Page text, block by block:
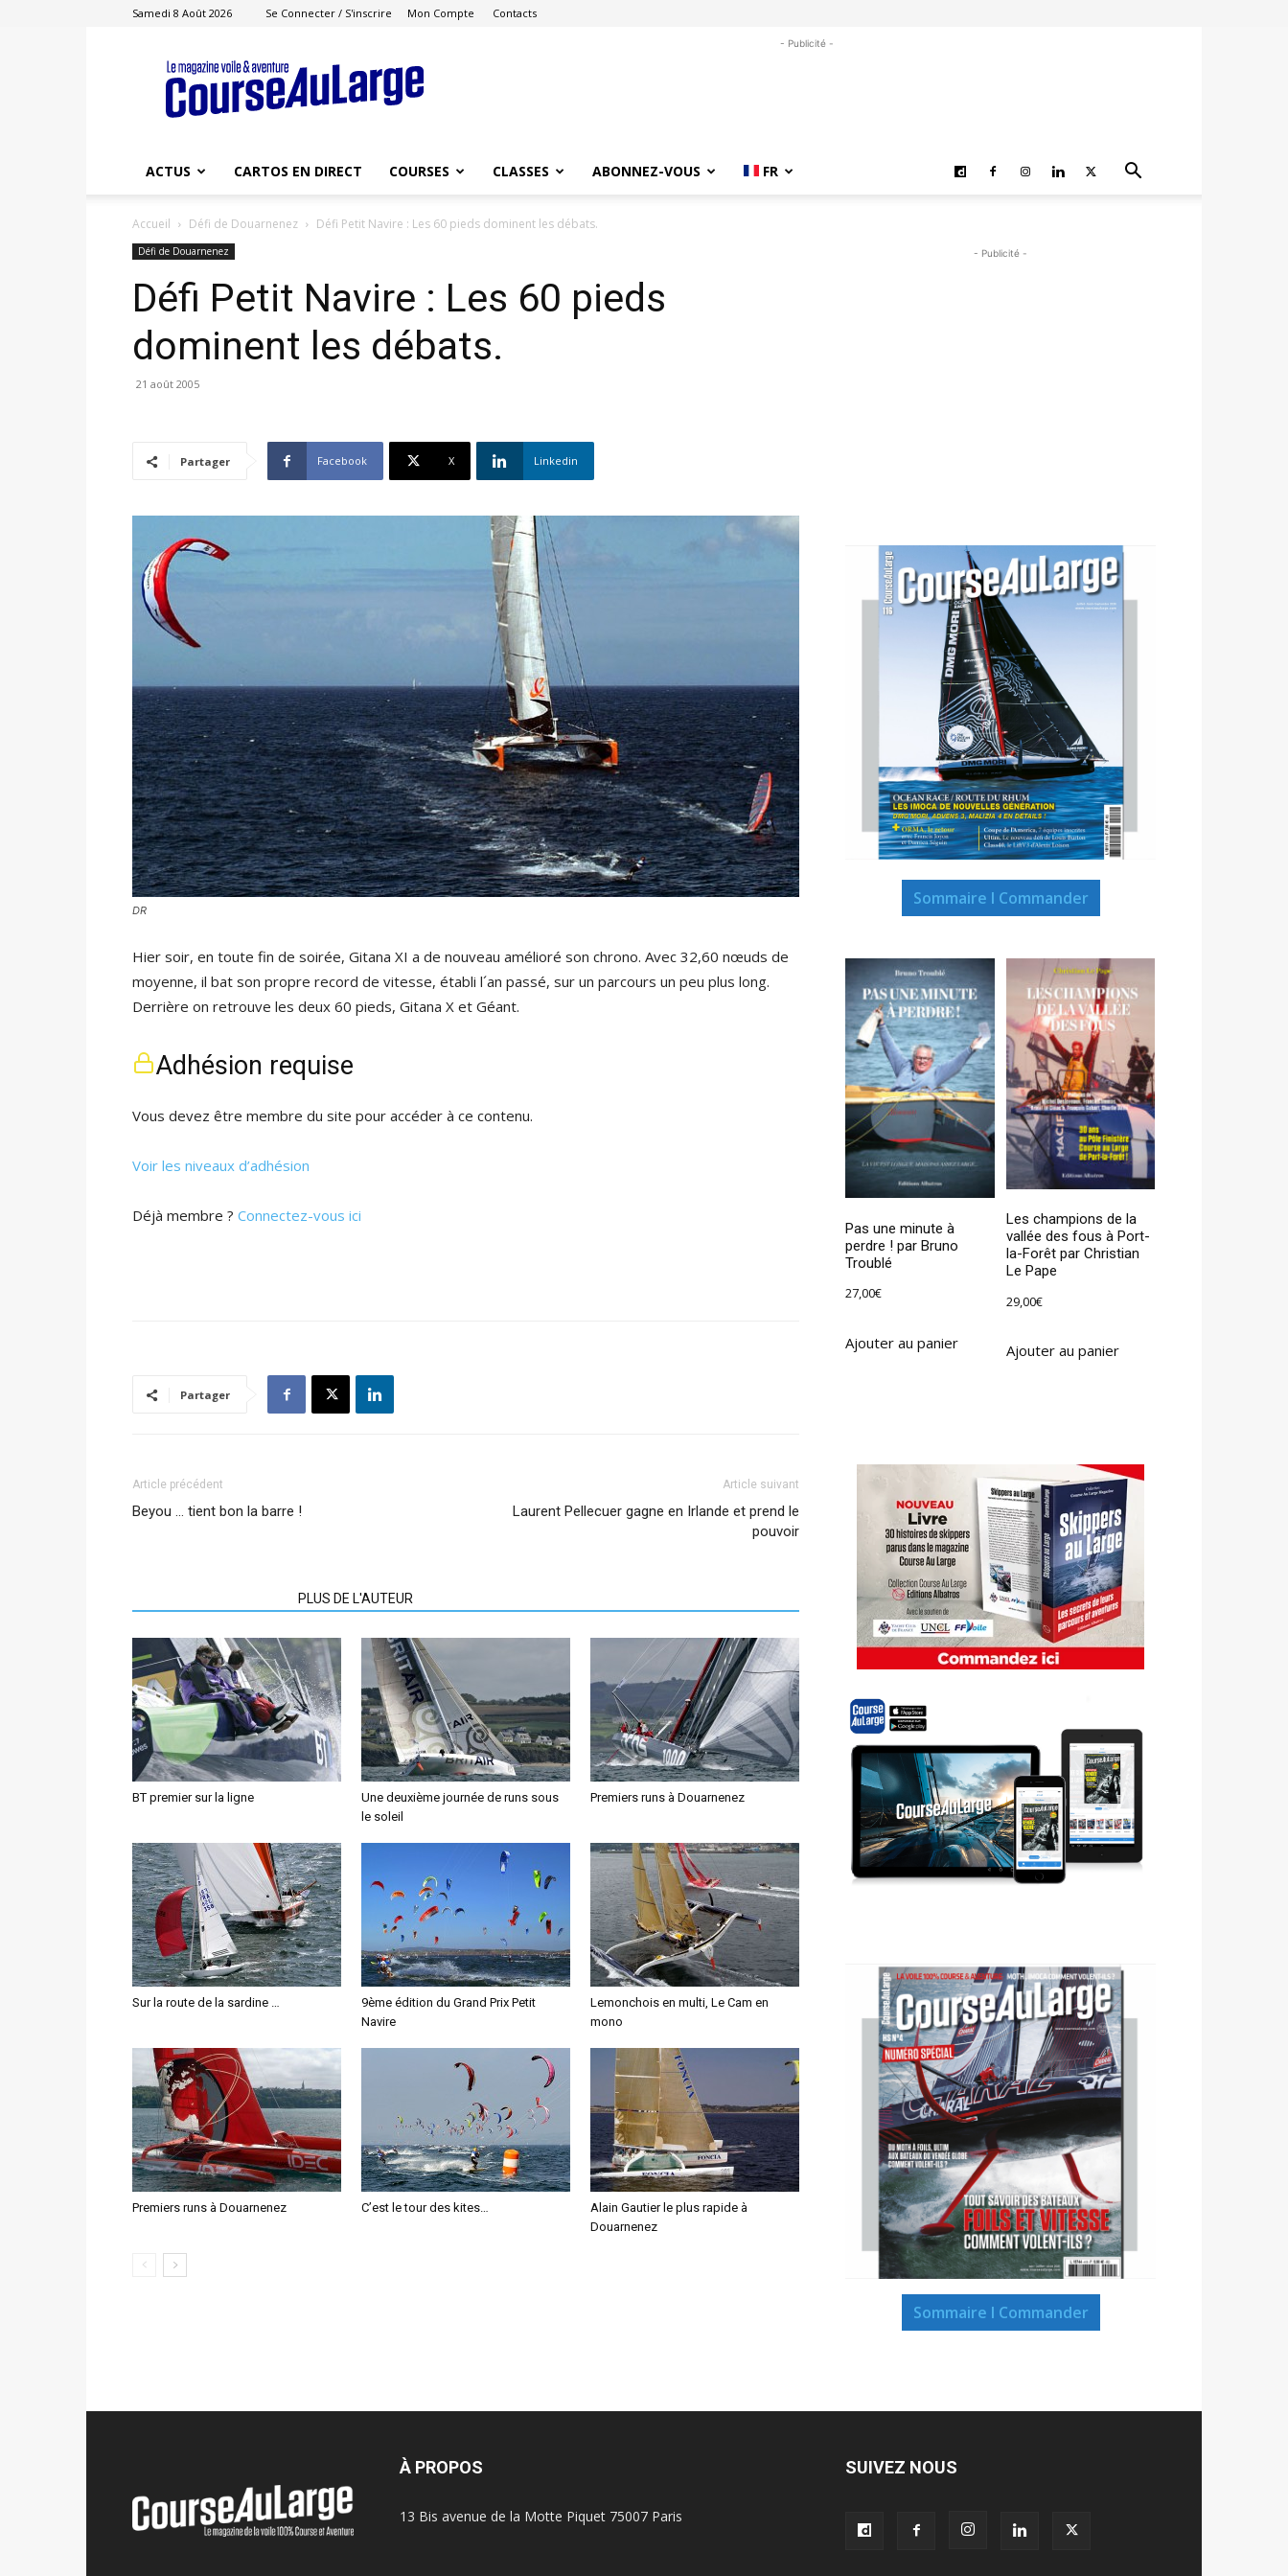
Samedi 8 Août 2026 Se Connecter / S'inscrire Mon Compte Contacts
Course
au
Large
- Publicité -
ACTUS CARTOS EN DIRECT COURSES CLASSES ABONNEZ-VOUS FR
Accueil Défi de Douarnenez Défi Petit Navire : Les 60 pieds dominent les débats.
Défi de Douarnenez
Défi Petit Navire : Les 60 pieds
dominent les débats.
21 août 2005
Partager Facebook X Linkedin
DR
Hier soir, en toute fin de soirée, Gitana XI a de nouveau amélioré son chrono. Avec 32,60 nœuds de
moyenne, il bat son propre record de vitesse, établi l´an passé, sur un parcours un peu plus long.
Derrière on retrouve les deux 60 pieds, Gitana X et Géant.
Adhésion requise
Vous devez être membre du site pour accéder à ce contenu.
Voir les niveaux d’adhésion
Déjà membre ? Connectez-vous ici
Partager
Article précédent
Beyou … tient bon la barre !
Article suivant
Laurent Pellecuer gagne en Irlande et prend le
pouvoir
PLUS DE L'AUTEUR
BT premier sur la ligne
Une deuxième journée de runs sous
le soleil
Premiers runs à Douarnenez
Sur la route de la sardine …
9ème édition du Grand Prix Petit
Navire
Lemonchois en multi, Le Cam en
mono
Premiers runs à Douarnenez C’est le tour des kites…
Alain Gautier le plus rapide à
Douarnenez
- Publicité -
Sommaire I Commander
Pas une minute à
perdre ! par Bruno
Troublé
27,00€
Ajouter au panier
Les champions de la
vallée des fous à Port-
la-Forêt par Christian
Le Pape
29,00€
Ajouter au panier
Sommaire I Commander
À PROPOS
13 Bis avenue de la Motte Piquet 75007 Paris
SUIVEZ NOUS